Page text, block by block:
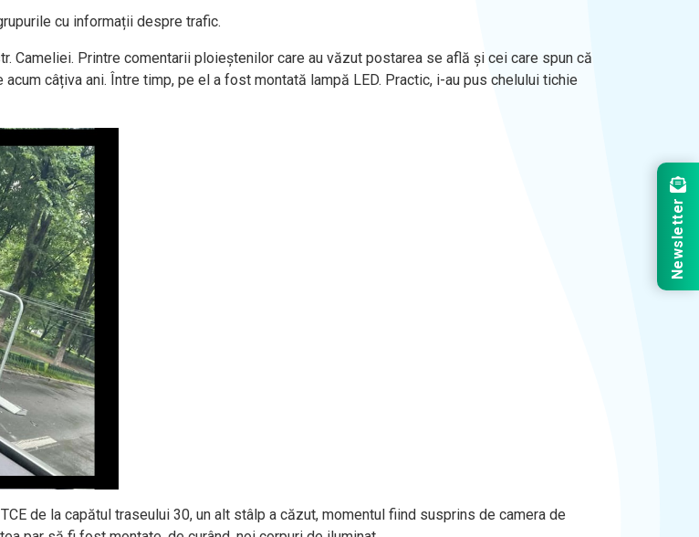
cu informații despre trafic.
Cameliei. Printre comentarii ploieștenilor care au văzut postarea se află și cei care spun că
câțiva ani. Între timp, pe el a fost montată lampă LED. Practic, i-au pus chelului tichie
de la capătul traseului 30, un alt stâlp a căzut, momentul fiind susprins de camera de
Newsletter